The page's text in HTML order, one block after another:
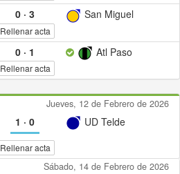
0· 3 San Miguel
Rellenar acta
0· 1 Atl Paso
Rellenar acta
Jueves, 12 de Febrero de 2026
1 · 0 UD Telde
Rellenar acta
Sábado, 14 de Febrero de 2026